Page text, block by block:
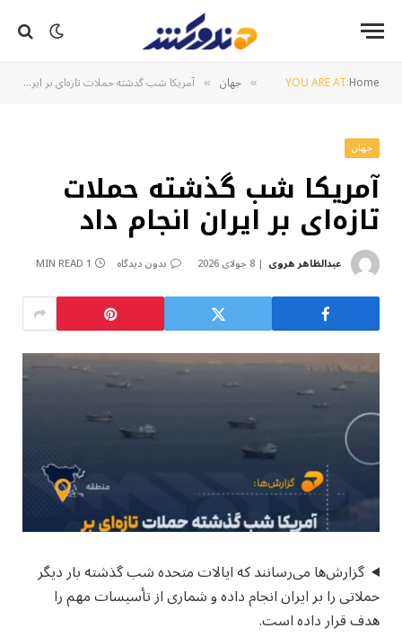
YOU ARE AT:Home
» جهان » آمریکا شب گذشته حملات تازه‌ای بر ایران انجام داد
جهان
آمریکا شب گذشته حملات
تازه‌ای بر ایران انجام داد
عبدالظاهر هروی 8 جولای 2026 بدون دیدگاه 1 MIN READ
گزارش‌ها می‌رسانند که ایالات متحده شب گذشته بار دیگر
حملاتی را بر ایران انجام داده و شماری از تأسیسات مهم را
هدف قرار داده است.